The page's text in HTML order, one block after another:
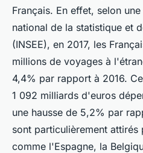
Français. En effet, selon
national de la statistique et
(INSEE), en 2017, les
millions de voyages à
4,4% par rapport à 2016.
1 092 milliards d'euros
une hausse de 5,2% par
sont particulièrement attirés
comme l'Espagne, la